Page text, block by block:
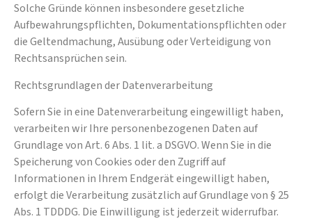
Solche Gründe können insbesondere gesetzliche
Aufbewahrungspflichten, Dokumentationspflichten oder
die Geltendmachung, Ausübung oder Verteidigung von
Rechtsansprüchen sein.
Rechtsgrundlagen der Datenverarbeitung
Sofern Sie in eine Datenverarbeitung eingewilligt haben,
verarbeiten wir Ihre personenbezogenen Daten auf
Grundlage von Art. 6 Abs. 1 lit. a DSGVO. Wenn Sie in die
Speicherung von Cookies oder den Zugriff auf
Informationen in Ihrem Endgerät eingewilligt haben,
erfolgt die Verarbeitung zusätzlich auf Grundlage von § 25
Abs. 1 TDDDG. Die Einwilligung ist jederzeit widerrufbar.